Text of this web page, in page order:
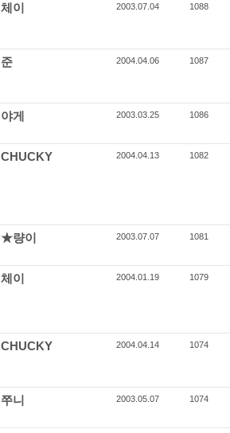
체이 2003.07.04 1088
준 2004.04.06 1087
야게 2003.03.25 1086
CHUCKY 2004.04.13 1082
★량이 2003.07.07 1081
체이 2004.01.19 1079
CHUCKY 2004.04.14 1074
쭈니 2003.05.07 1074